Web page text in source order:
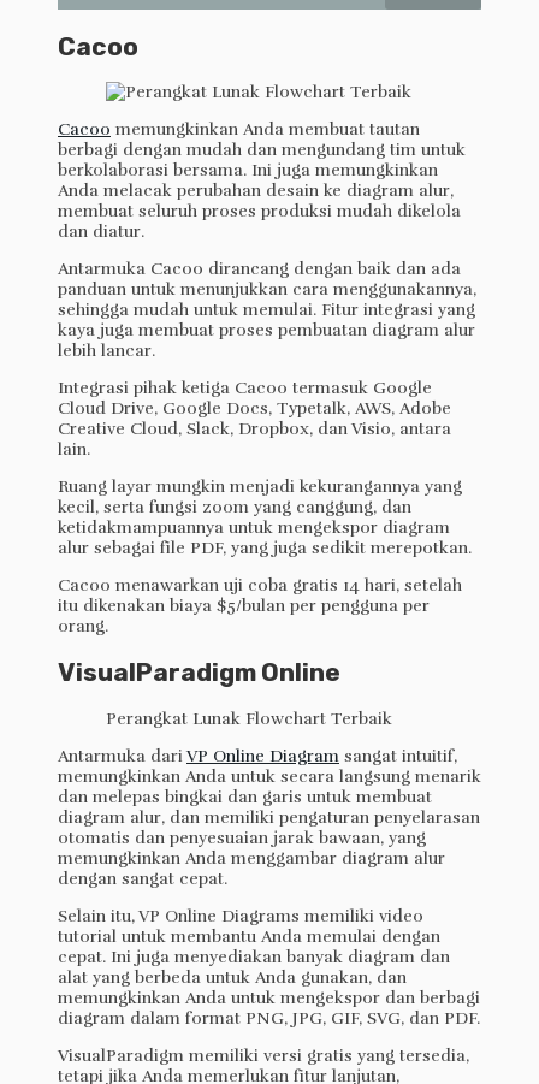
Cacoo
Cacoo memungkinkan Anda membuat tautan
berbagi dengan mudah dan mengundang tim untuk
berkolaborasi bersama. Ini juga memungkinkan
Anda melacak perubahan desain ke diagram alur,
membuat seluruh proses produksi mudah dikelola
dan diatur.
Antarmuka Cacoo dirancang dengan baik dan ada
panduan untuk menunjukkan cara menggunakannya,
sehingga mudah untuk memulai. Fitur integrasi yang
kaya juga membuat proses pembuatan diagram alur
lebih lancar.
Integrasi pihak ketiga Cacoo termasuk Google
Cloud Drive, Google Docs, Typetalk, AWS, Adobe
Creative Cloud, Slack, Dropbox, dan Visio, antara
lain.
Ruang layar mungkin menjadi kekurangannya yang
kecil, serta fungsi zoom yang canggung, dan
ketidakmampuannya untuk mengekspor diagram
alur sebagai file PDF, yang juga sedikit merepotkan.
Cacoo menawarkan uji coba gratis 14 hari, setelah
itu dikenakan biaya $5/bulan per pengguna per
orang.
VisualParadigm Online
Antarmuka dariVP Online Diagram sangat intuitif,
memungkinkan Anda untuk secara langsung menarik
dan melepas bingkai dan garis untuk membuat
diagram alur, dan memiliki pengaturan penyelarasan
otomatis dan penyesuaian jarak bawaan, yang
memungkinkan Anda menggambar diagram alur
dengan sangat cepat.
Selain itu, VP Online Diagrams memiliki video
tutorial untuk membantu Anda memulai dengan
cepat. Ini juga menyediakan banyak diagram dan
alat yang berbeda untuk Anda gunakan, dan
memungkinkan Anda untuk mengekspor dan berbagi
diagram dalam format PNG, JPG, GIF, SVG, dan PDF.
VisualParadigm memiliki versi gratis yang tersedia,
tetapi jika Anda memerlukan fitur lanjutan,